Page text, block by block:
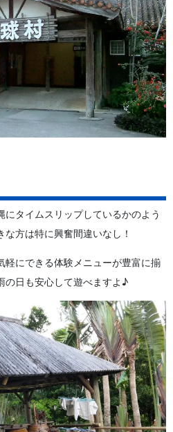
タイムスリップしているかのよう
方は特に興奮間違いなし！
軽にできる体験メニューが豊富に揃
の日も安心して遊べますよ♪